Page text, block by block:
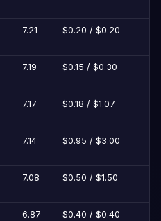
7.21 $0.20 / $0.20
7.19 $0.15 / $0.30
7.17 $0.18 / $1.07
7.14 $0.95 / $3.00
7.08 $0.50 / $1.50
6.87 $0.40 / $0.40